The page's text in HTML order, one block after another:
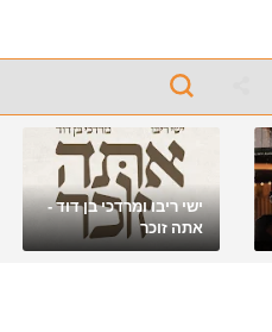
ישי ריבו ומרדכי בן דוד -
אתה זוכר